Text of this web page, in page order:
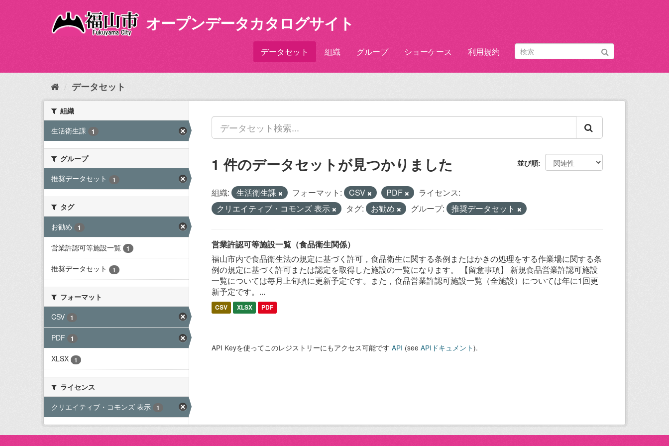
内
オープンデータカタログサイト
データセット 組織 グループ ショーケース 利用規約
データセット
組織
生活衛生課
1
グループ
推奨データセット
1
タグ
お勧め
1
営業許認可等施設一覧 1
推奨データセット 1
フォーマット
CSV
1
PDF 1
XLSX 1
ライセンス
クリエイティブ・コモンズ 表示
1
並び順
1 件のデータセットが見つかりました
組織: 生活衛生課 フォーマット: CSV PDF
ライセンス:
クリエイティブ・コモンズ 表示
タグ: お勧め グループ: 推奨データセット
営業許認可等施設一覧（食品衛生関係）
福山市内で食品衛生法の規定に基づく許可，食品衛生に関する条例またはかきの処理をする作業場に関する条
例の規定に基づく許可または認定を取得した施設の一覧になります。 【留意事項】 新規食品営業許認可施設
一覧については毎月上旬頃に更新予定です。また，食品営業許認可施設一覧（全施設）については年に1回更
新予定です。...
CSV XLSX PDF
API Keyを使ってこのレジストリーにもアクセス可能です API (see APIドキュメント).